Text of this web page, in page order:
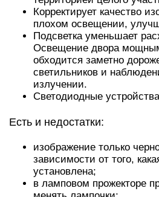
Корректирует качество
плохом освещении,
Подсветка уменьшает
Освещение двора
обходится заметно
светильников и
излучении.
Светодиодные
Есть и недостатки:
изображение только
зависимости от того,
установлена;
в ламповом прожекторе